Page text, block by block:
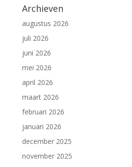
Archieven
augustus 2026
juli 2026
juni 2026
mei 2026
april 2026
maart 2026
februari 2026
januari 2026
december 2025
november 2025